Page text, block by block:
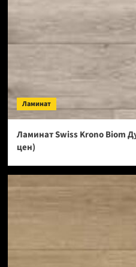
Ламинат
Ламинат Swiss Krono Biom
цен)